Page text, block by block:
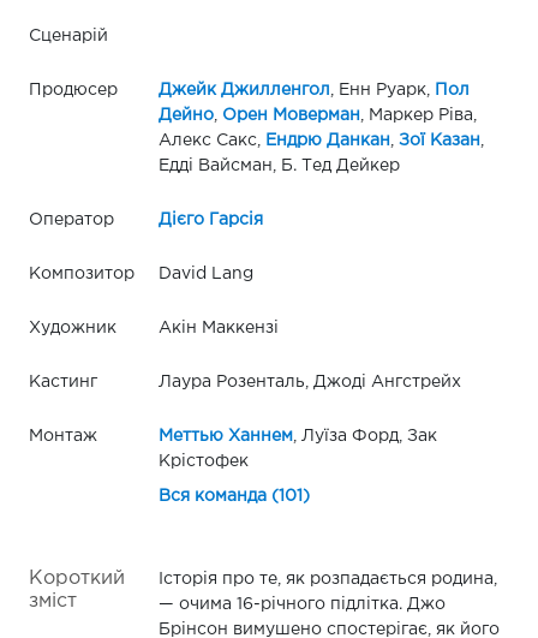
Сценарій
Продюсер Джейк Джилленгол , Енн Руарк,
Пол
Дейно, Орен Моверман , Маркер Ріва,
Алекс Сакс,
Ендрю Данкан Зої Казан
Едді Вайсман, Б. Тед Дейкер
Оператор Дієго Гарсія
Композитор David Lang
Художник Акін Маккензі
Кастинг Лаура Розенталь, Джоді Ангстрейх
Монтаж Меттью Ханнем, Луїза Форд, Зак
Крістофек
Вся команда (101)
Короткий
зміст
Історія про те, як розпадається родина,
— очима 16-річного підлітка. Джо
Брінсон вимушено спостерігає, як його